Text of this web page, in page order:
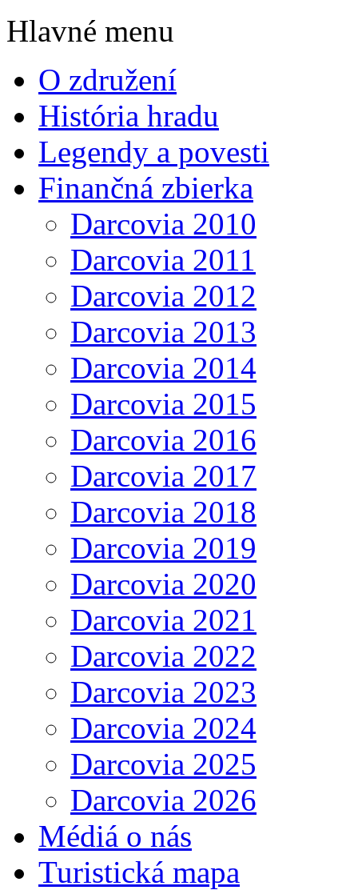
Hlavné menu
O združení
História hradu
Legendy a povesti
Finančná zbierka
Darcovia 2010
Darcovia 2011
Darcovia 2012
Darcovia 2013
Darcovia 2014
Darcovia 2015
Darcovia 2016
Darcovia 2017
Darcovia 2018
Darcovia 2019
Darcovia 2020
Darcovia 2021
Darcovia 2022
Darcovia 2023
Darcovia 2024
Darcovia 2025
Darcovia 2026
Médiá o nás
Turistická mapa